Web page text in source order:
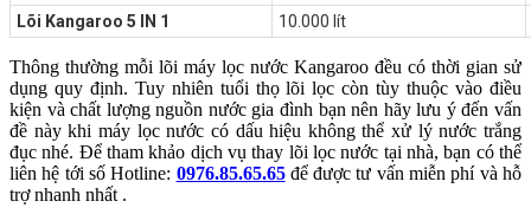
Lõi Kangaroo 5 IN 1 10.000 lít
Thông thường mỗi lõi máy lọc nước Kangaroo đều có thời gian sử
dụng quy định. Tuy nhiên tuổi thọ lõi lọc còn tùy thuộc vào điều
kiện và chất lượng nguồn nước gia đình bạn nên hãy lưu ý đến vấn
đề này khi máy lọc nước có dấu hiệu không thể xử lý nước trắng
đục nhé. Để tham khảo dịch vụ thay lõi lọc nước tại nhà, bạn có thể
liên hệ tới số Hotline: 0976.85.65.65 để được tư vấn miễn phí và hỗ
trợ nhanh nhất .